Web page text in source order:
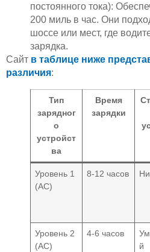
постоянного тока):
200 миль в час. Они
шоссе или мест, где
зарядка.
Сайт в таблице ниже
различия:
Тип
зарядног
о
устройст
ва
Время
зарядки
Уровень 1
(AC)
8-12 часов
Уровень 2
(AC)
4-6 часов
й